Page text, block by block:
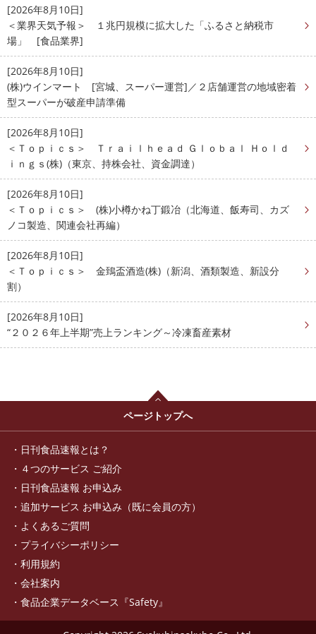
[2026年8月10日]
＜業界天気予報＞ １兆円規模に拡大した「ふるさと納税市
場」 [食品業界]
[2026年8月10日]
(株)ウインマート [宮城、スーパー運営]／２店舗運営の地域密着
型スーパーが破産申請準備
[2026年8月10日]
＜Ｔｏｐｉｃｓ＞ Ｔｒａｉｌｈｅａｄ Ｇｌｏｂａｌ Ｈｏｌｄ
ｉｎｇｓ(株)（東京、持株会社、資金調達）
[2026年8月10日]
＜Ｔｏｐｉｃｓ＞ (株)小樽かね丁鍛冶（北海道、飯寿司、カズ
ノコ製造、関連会社再編）
[2026年8月10日]
＜Ｔｏｐｉｃｓ＞ 金鵄盃酒造(株)（新潟、酒類製造、新設分
割）
[2026年8月10日]
“２０２６年上半期”売上ランキング～冷凍畜産素材
ページトップへ
日刊食品速報とは？
４つのサービス ご紹介
日刊食品速報 お申込み
追加サービス お申込み（既に会員の方）
よくあるご質問
プライバシーポリシー
利用規約
会社案内
食品企業データベース『Safety』